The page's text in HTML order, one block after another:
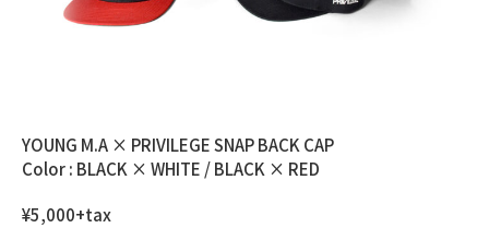
YOUNG M.A × PRIVILEGE SNAP BACK CAP
Color : BLACK × WHITE / BLACK × RED
¥5,000+tax